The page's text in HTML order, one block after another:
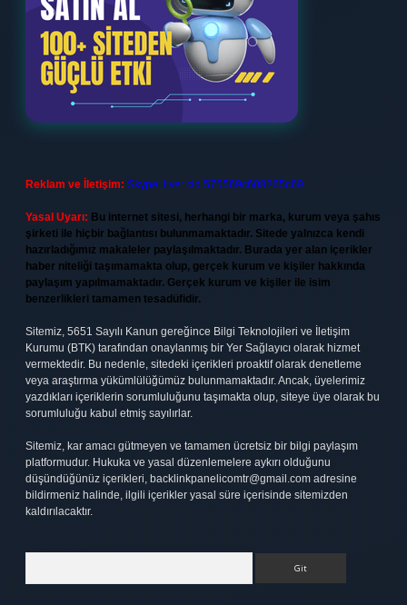
Reklam ve İletişim: Skype: live:.cid.575569c608265c69
Yasal Uyarı: Bu internet sitesi, herhangi bir marka, kurum veya şahıs
şirketi ile hiçbir bağlantısı bulunmamaktadır. Sitede yalnızca kendi
hazırladığımız makaleler paylaşılmaktadır. Burada yer alan içerikler
haber niteliği taşımamakta olup, gerçek kurum ve kişiler hakkında
paylaşım yapılmamaktadır. Gerçek kurum ve kişiler ile isim
benzerlikleri tamamen tesadüfidir.
Sitemiz, 5651 Sayılı Kanun gereğince Bilgi Teknolojileri ve İletişim
Kurumu (BTK) tarafından onaylanmış bir Yer Sağlayıcı olarak hizmet
vermektedir. Bu nedenle, sitedeki içerikleri proaktif olarak denetleme
veya araştırma yükümlülüğümüz bulunmamaktadır. Ancak, üyelerimiz
yazdıkları içeriklerin sorumluluğunu taşımakta olup, siteye üye olarak bu
sorumluluğu kabul etmiş sayılırlar.
Sitemiz, kar amacı gütmeyen ve tamamen ücretsiz bir bilgi paylaşım
platformudur. Hukuka ve yasal düzenlemelere aykırı olduğunu
düşündüğünüz içerikleri, backlinkpanelicomtr@gmail.com adresine
bildirmeniz halinde, ilgili içerikler yasal süre içerisinde sitemizden
kaldırılacaktır.